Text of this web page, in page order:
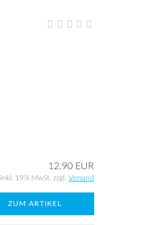
12,90 EUR
inkl. 19% MwSt. zzgl. Versand
ZUM ARTIKEL